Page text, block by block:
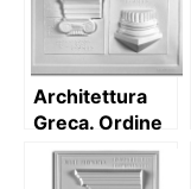
Architettura
Greca. Ordine
Ionico:
Trabeazione,